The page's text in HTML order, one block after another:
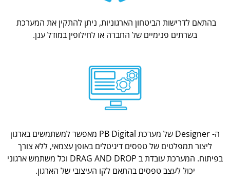
בהתאם לדרישות הביטחון הארגוניות, ניתן להתקין את המערכת
בשרתים פנימיים של החברה או לחילופין במודל ענן.
ה- Designer של מערכת PB Digital מאפשר למשתמשים בארגון
ליצור תמפלטים של טפסים דיגיטלים באופן עצמאי, ללא צורך
בפיתוח. המערכת עובדת ב DRAG AND DROP וכל משתמש ארגוני
יכול לעצב טפסים בהתאם לקו העיצובי של הארגון.